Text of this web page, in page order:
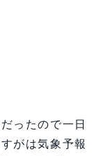
ったので一日
がは気象予報